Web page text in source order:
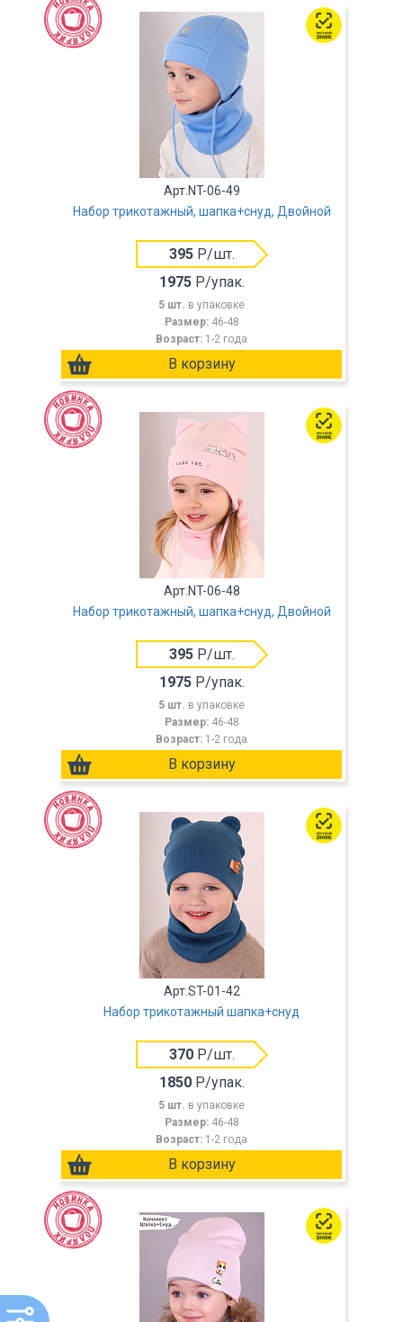
Арт.NT-06-49
Набор трикотажный, шапка+снуд, Двойной
395Р/шт.
1975Р/упак.
5 шт. в упаковке
Размер: 46-48
Возраст: 1-2 года
Арт.NT-06-48
Набор трикотажный, шапка+снуд, Двойной
395Р/шт.
1975Р/упак.
5 шт. в упаковке
Размер: 46-48
Возраст: 1-2 года
Арт.ST-01-42
Набор трикотажный шапка+снуд
370Р/шт.
1850Р/упак.
5 шт. в упаковке
Размер: 46-48
Возраст: 1-2 года